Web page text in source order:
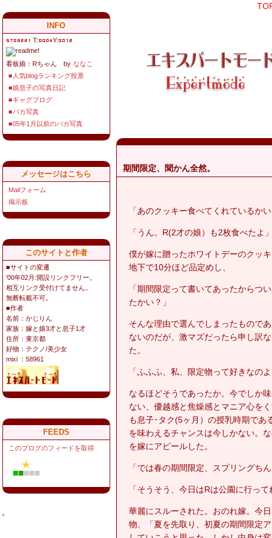
期間限定、聞かん全然。
「あのクッキー食べてくれているかい
「うん。R(2才の娘）も2枚食べたよ」
僕が嫁に贈ったホワイトデーのクッ
地下で10分ほど品定めし、
「期間限定って書いてあったからつ
たかい？」
そんな理由で選んでしまったもので
ないのだが、激マズだったら申し訳
た。
「ふふふ、私、限定物って好きなのよ
なるほどそうであったか。今でしか
ない、優越感と焦燥感とマニア心を
も息子･タク(5ヶ月）の授乳時期であ
を味わえるチャンスは今しかない。
を嫁にアピールした。
「では春の期間限定、スプリングち
「そうそう、今日はRは公園に行って
華麗にスルーされた。おのれ嫁。今
物、「夏を先取り、初夏の期間限定
INFO
T: Y:
看板娘：Rちゃん by ななこ
■人気blogランキング投票
■娘息子の写真日記
■ギャグブログ
■バカ写真
■05年1月以前のバカ写真
メッセージはこちら
Mailフォーム
掲示板
このサイトと作者
■サイトの変遷
'00年02月:開設リンクフリー。
相互リンク受付けてません。
無断転載不可。
■作者
名前：かじりん
家族：嫁と娘3才と息子1才
住所：東京都
好物：テクノ/美少女
mixi ：58961
FEEDS
このブログのフィードを取得